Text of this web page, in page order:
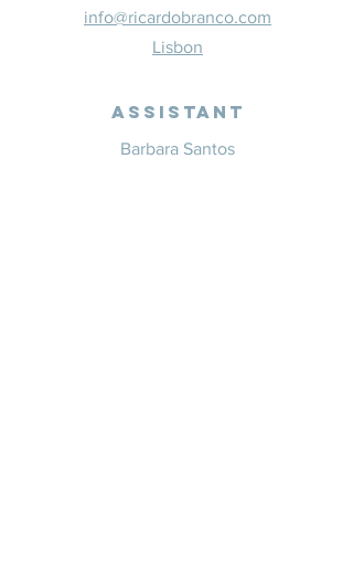
info@ricardobranco.com
Lisbon
Assistant
Barbara Santos